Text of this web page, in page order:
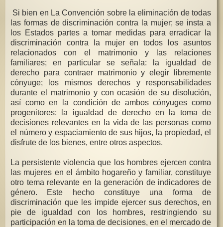
Si bien en La Convención sobre la eliminación de todas
las formas de discriminación contra la mujer; se insta a
los Estados partes a tomar medidas para erradicar la
discriminación contra la mujer en todos los asuntos
relacionados con el matrimonio y las relaciones
familiares; en particular se señala: la igualdad de
derecho para contraer matrimonio y elegir libremente
cónyuge; los mismos derechos y responsabilidades
durante el matrimonio y con ocasión de su disolución,
así como en la condición de ambos cónyuges como
progenitores; la igualdad de derecho en la toma de
decisiones relevantes en la vida de las personas como
el número y espaciamiento de sus hijos, la propiedad, el
disfrute de los bienes, entre otros aspectos.
La persistente violencia que los hombres ejercen contra
las mujeres en el ámbito hogareño y familiar, constituye
otro tema relevante en la generación de indicadores de
género. Este hecho constituye una forma de
discriminación que les impide ejercer sus derechos, en
pie de igualdad con los hombres, restringiendo su
participación en la toma de decisiones, en el mercado de